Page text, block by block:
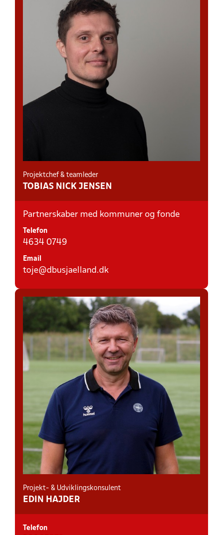
Projektchef & teamleder
TOBIAS NICK JENSEN
Partnerskaber med kommuner og fonde
Telefon
4634 0749
Email
toje@dbusjaelland.dk
Projekt- & Udviklingskonsulent
EDIN HAJDER
Telefon